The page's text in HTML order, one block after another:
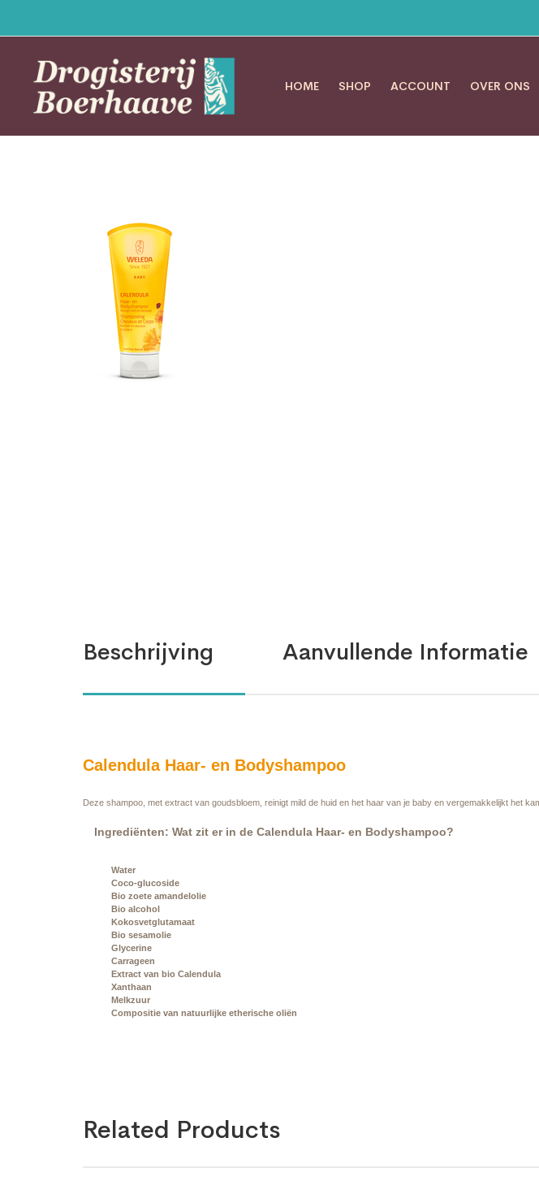
HOME SHOP ACCOUNT OVER ONS
Beschrijving Aanvullende Informatie
Calendula Haar- en Bodyshampoo
Deze shampoo, met extract van goudsbloem, reinigt mild de huid en het haar van je baby en vergemakkelijkt het
Ingrediënten: Wat zit er in de Calendula Haar- en Bodyshampoo?
Water
Coco-glucoside
Bio zoete amandelolie
Bio alcohol
Kokosvetglutamaat
Bio sesamolie
Glycerine
Carrageen
Extract van bio Calendula
Xanthaan
Melkzuur
Compositie van natuurlijke etherische oliën
Related Products